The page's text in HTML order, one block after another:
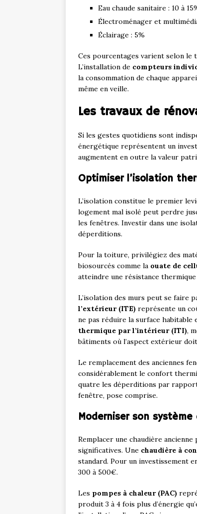
Eau chaude sanitaire : 10 à
Électroménager et
Éclairage : 5%
Ces pourcentages varient selon le
L’installation de compteurs
la consommation de chaque
même en veille.
Les travaux de
Si les gestes quotidiens sont
énergétique représentent un
augmentent en outre la valeur
Optimiser l’isolation
L’isolation constitue le premier
logement mal isolé peut perdre
les fenêtres. Investir dans une
déperditions.
Pour la toiture, privilégiez des
biosourcés comme la ouate de
atteindre une résistance thermique
L’isolation des murs peut se faire
l’extérieur (ITE) représente un
ne pas réduire la surface habitable
thermique par l’intérieur (ITI),
bâtiments où l’aspect extérieur
Le remplacement des anciennes
considérablement le confort
quatre les déperditions par
fenêtre, pose comprise.
Moderniser son
Remplacer une chaudière
significatives. Une chaudière à
standard. Pour un investissement
300 à 500€.
Les pompes à chaleur (PAC)
produit 3 à 4 fois plus d’énergie